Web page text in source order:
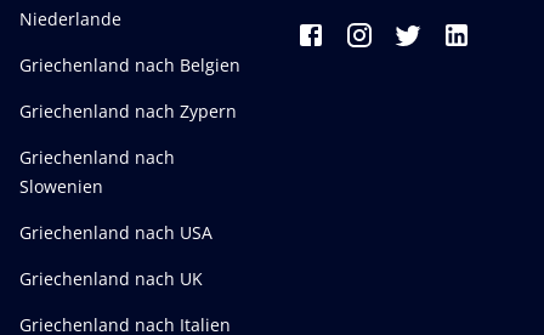
Niederlande
Griechenland nach Belgien
Griechenland nach Zypern
Griechenland nach
Slowenien
Griechenland nach USA
Griechenland nach UK
Griechenland nach Italien